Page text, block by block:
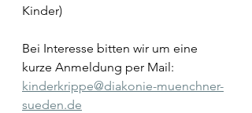
Kinder)
Bei Interesse bitten wir um eine
kurze Anmeldung per Mail:
kinderkrippe@diakonie-muenchner-
sueden.de